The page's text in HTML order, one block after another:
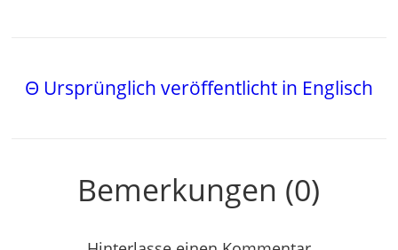
Θ Ursprünglich veröffentlicht in Englisch
Bemerkungen (0)